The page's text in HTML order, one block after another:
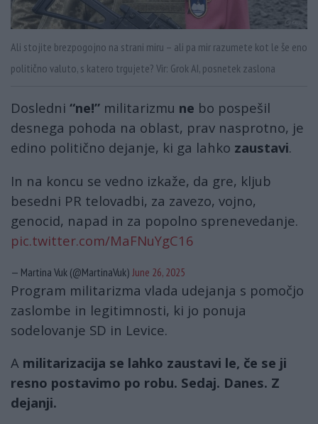
Ali stojite brezpogojno na strani miru – ali pa mir razumete kot le še eno
politično valuto, s katero trgujete? Vir: Grok AI, posnetek zaslona
Dosledni “ne!” militarizmu ne bo pospešil
desnega pohoda na oblast, prav nasprotno, je
edino politično dejanje, ki ga lahko zaustavi.
In na koncu se vedno izkaže, da gre, kljub
besedni PR telovadbi, za zavezo, vojno,
genocid, napad in za popolno sprenevedanje.
pic.twitter.com/MaFNuYgC16
— Martina Vuk (@MartinaVuk) June 26, 2025
Program militarizma vlada udejanja s pomočjo
zaslombe in legitimnosti, ki jo ponuja
sodelovanje SD in Levice.
A militarizacija se lahko zaustavi le, če se ji
resno postavimo po robu. Sedaj. Danes. Z
dejanji.